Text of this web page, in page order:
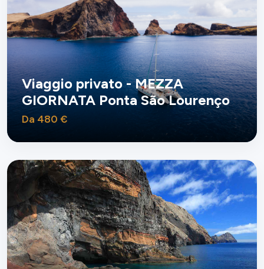
Viaggio privato - MEZZA
GIORNATA Ponta São Lourenço
Da 480 €